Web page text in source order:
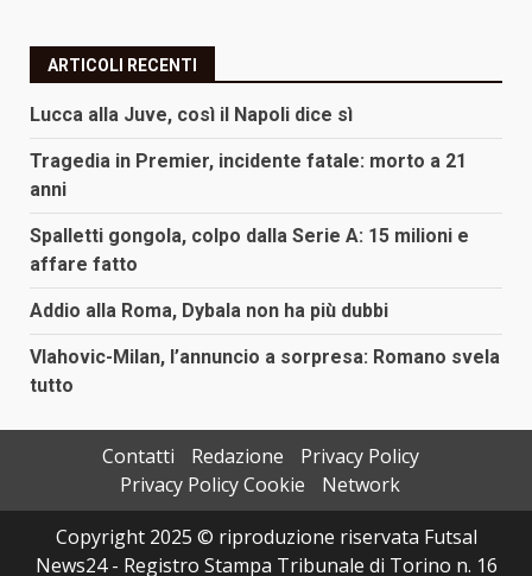
ARTICOLI RECENTI
Lucca alla Juve, così il Napoli dice sì
Tragedia in Premier, incidente fatale: morto a 21
anni
Spalletti gongola, colpo dalla Serie A: 15 milioni e
affare fatto
Addio alla Roma, Dybala non ha più dubbi
Vlahovic-Milan, l’annuncio a sorpresa: Romano svela
tutto
Contatti Redazione
Privacy Policy
Privacy Policy Cookie
Network
Copyright 2025 © riproduzione riservata Futsal
News24 - Registro Stampa Tribunale di Torino n. 16